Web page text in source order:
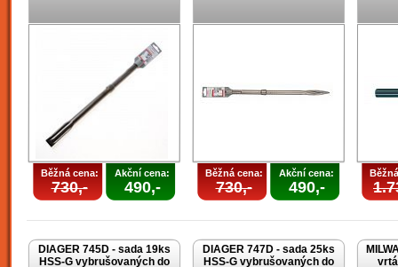
Běžná cena:
730,-
Akční cena:
490,-
Běžná cena:
730,-
Akční cena:
490,-
DIAGER 745D - sada 19ks
HSS-G vybrušovaných do
DIAGER 747D - sada 25ks
HSS-G vybrušovaných do